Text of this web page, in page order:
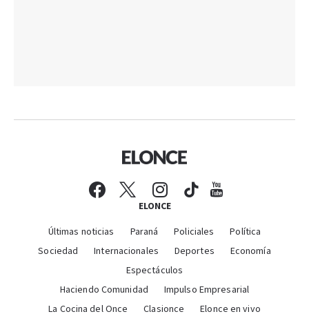
ELONCE
Últimas noticias Paraná Policiales
Política
Sociedad
Internacionales Deportes
Economía
Espectáculos
Haciendo Comunidad
Impulso Empresarial
La Cocina del Once
Clasionce
Elonce en vivo